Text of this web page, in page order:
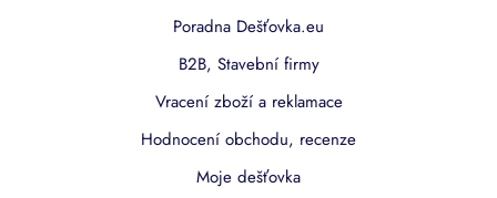
Poradna Dešťovka.eu
B2B, Stavební firmy
Vracení zboží a reklamace
Hodnocení obchodu, recenze
Moje dešťovka